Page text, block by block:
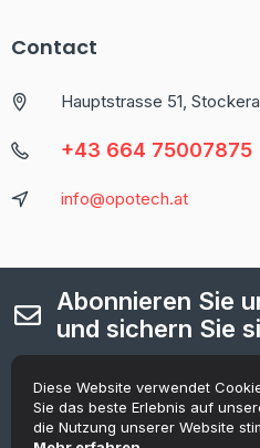
Contact
Hauptstrasse 51,
+43 664 75007875
info@opotech.at
Abonnieren Sie
und sichern Sie
Jetzt registrieren, um die
und Gutscheinen zu erhalten.
[mc4wp_form id=369]
Diese Website verwendet
Sie das beste Erlebnis auf
die Nutzung unserer Website